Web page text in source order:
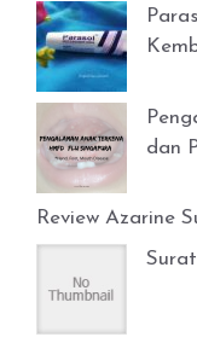
dan
Review Azarine